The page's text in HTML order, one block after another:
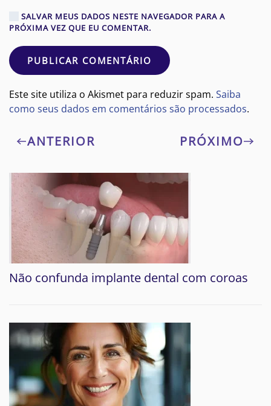
SALVAR MEUS DADOS NESTE NAVEGADOR PARA A
PRÓXIMA VEZ QUE EU COMENTAR.
PUBLICAR COMENTÁRIO
Este site utiliza o Akismet para reduzir spam. Saiba
como seus dados em comentários são processados.
ANTERIOR PRÓXIMO
Não confunda implante dental com coroas